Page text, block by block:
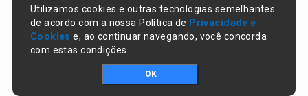
Utilizamos cookies e outras tecnologias semelhantes
de acordo com a nossa Política de Privacidade e
Cookies e, ao continuar navegando, você concorda
com estas condições.
OK